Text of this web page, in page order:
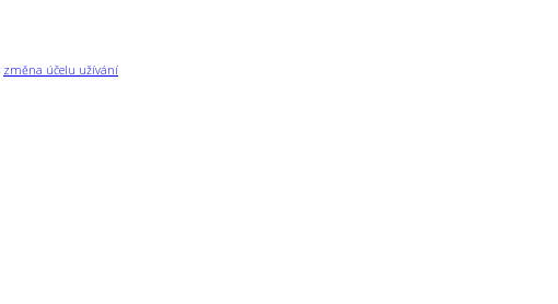
změna účelu užívání